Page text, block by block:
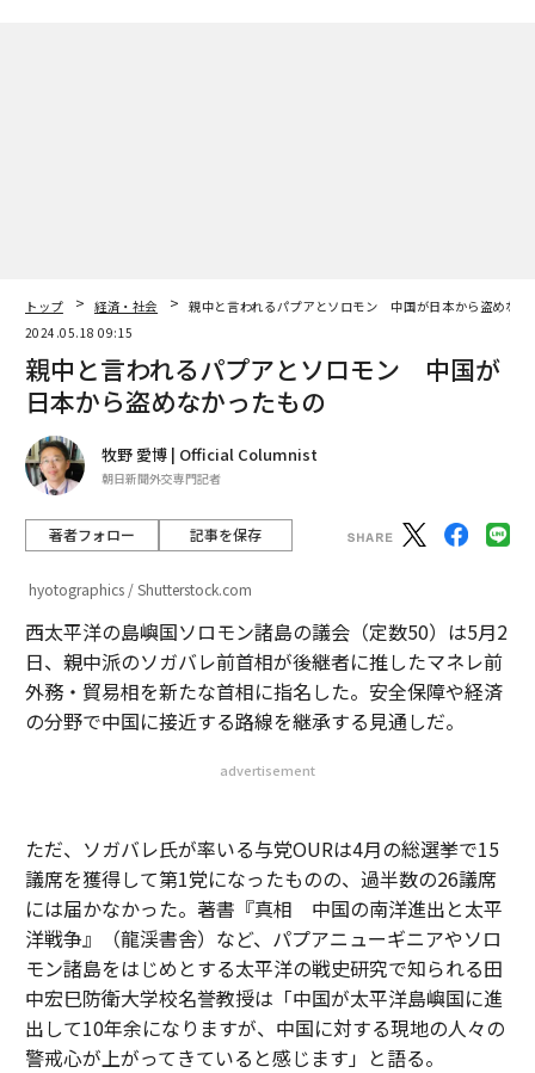
トップ 経済・社会
親中と言われるパプアとソロモン 中国が日本から盗めなか
2024.05.18 09:15
親中と言われるパプアとソロモン 中国が
日本から盗めなかったもの
牧野 愛博 | Official Columnist
朝日新聞外交専門記者
著者フォロー 記事を保存
hyotographics / Shutterstock.com
西太平洋の島嶼国ソロモン諸島の議会（定数50）は5月2
日、親中派のソガバレ前首相が後継者に推したマネレ前
外務・貿易相を新たな首相に指名した。安全保障や経済
の分野で中国に接近する路線を継承する見通しだ。
advertisement
ただ、ソガバレ氏が率いる与党OURは4月の総選挙で15
議席を獲得して第1党になったものの、過半数の26議席
には届かなかった。著書『真相 中国の南洋進出と太平
洋戦争』（龍渓書舎）など、パプアニューギニアやソロ
モン諸島をはじめとする太平洋の戦史研究で知られる田
中宏巳防衛大学校名誉教授は「中国が太平洋島嶼国に進
出して10年余になりますが、中国に対する現地の人々の
警戒心が上がってきていると感じます」と語る。